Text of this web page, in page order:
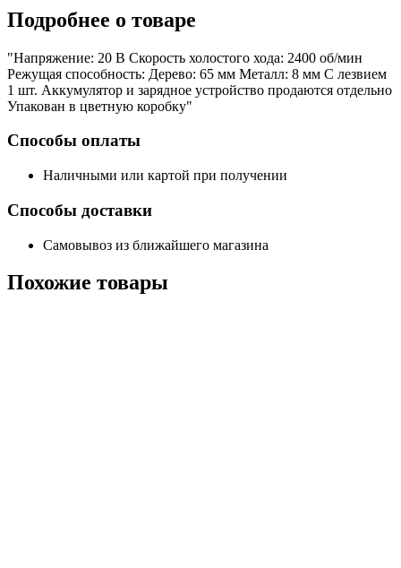
Подробнее о товаре
"Напряжение: 20 В Скорость холостого хода: 2400 об/мин
Режущая способность: Дерево: 65 мм Металл: 8 мм С лезвием
1 шт. Аккумулятор и зарядное устройство продаются отдельно
Упакован в цветную коробку"
Способы оплаты
Наличными или картой при получении
Способы доставки
Самовывоз из ближайшего магазина
Похожие товары